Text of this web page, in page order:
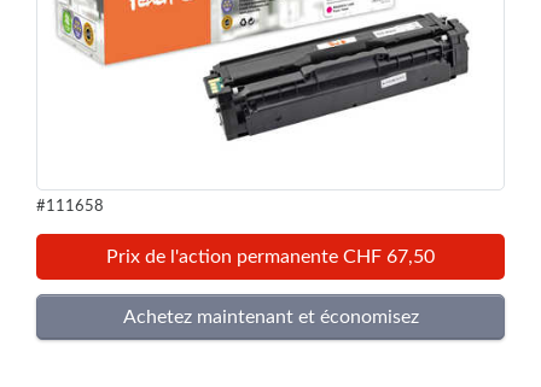
#111658
Prix de l'action permanente CHF 67,50